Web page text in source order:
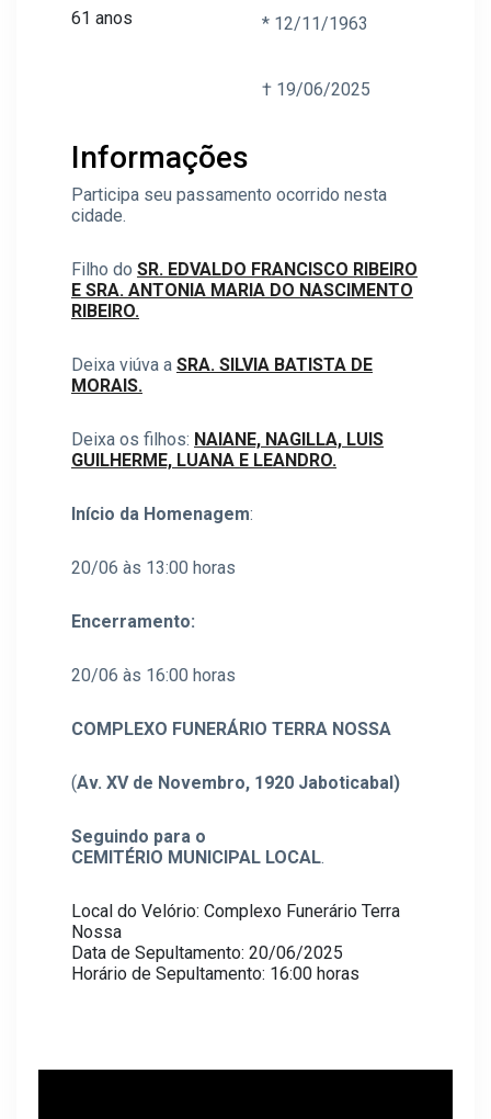
61 anos * 12/11/1963
† 19/06/2025
Informações
Participa seu passamento ocorrido nesta
cidade.
Filho do SR. EDVALDO FRANCISCO RIBEIRO
E SRA. ANTONIA MARIA DO NASCIMENTO
RIBEIRO.
Deixa viúva a SRA. SILVIA BATISTA DE
MORAIS.
Deixa os filhos: NAIANE, NAGILLA, LUIS
GUILHERME, LUANA E LEANDRO.
Início da Homenagem:
20/06 às 13:00 horas
Encerramento:
20/06 às 16:00 horas
COMPLEXO FUNERÁRIO TERRA NOSSA
(Av. XV de Novembro, 1920 Jaboticabal)
Seguindo para o
CEMITÉRIO MUNICIPAL LOCAL.
Local do Velório: Complexo Funerário Terra
Nossa
Data de Sepultamento: 20/06/2025
Horário de Sepultamento: 16:00 horas